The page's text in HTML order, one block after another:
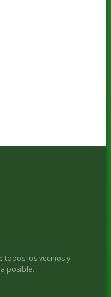
todos los vecinos y
posible.